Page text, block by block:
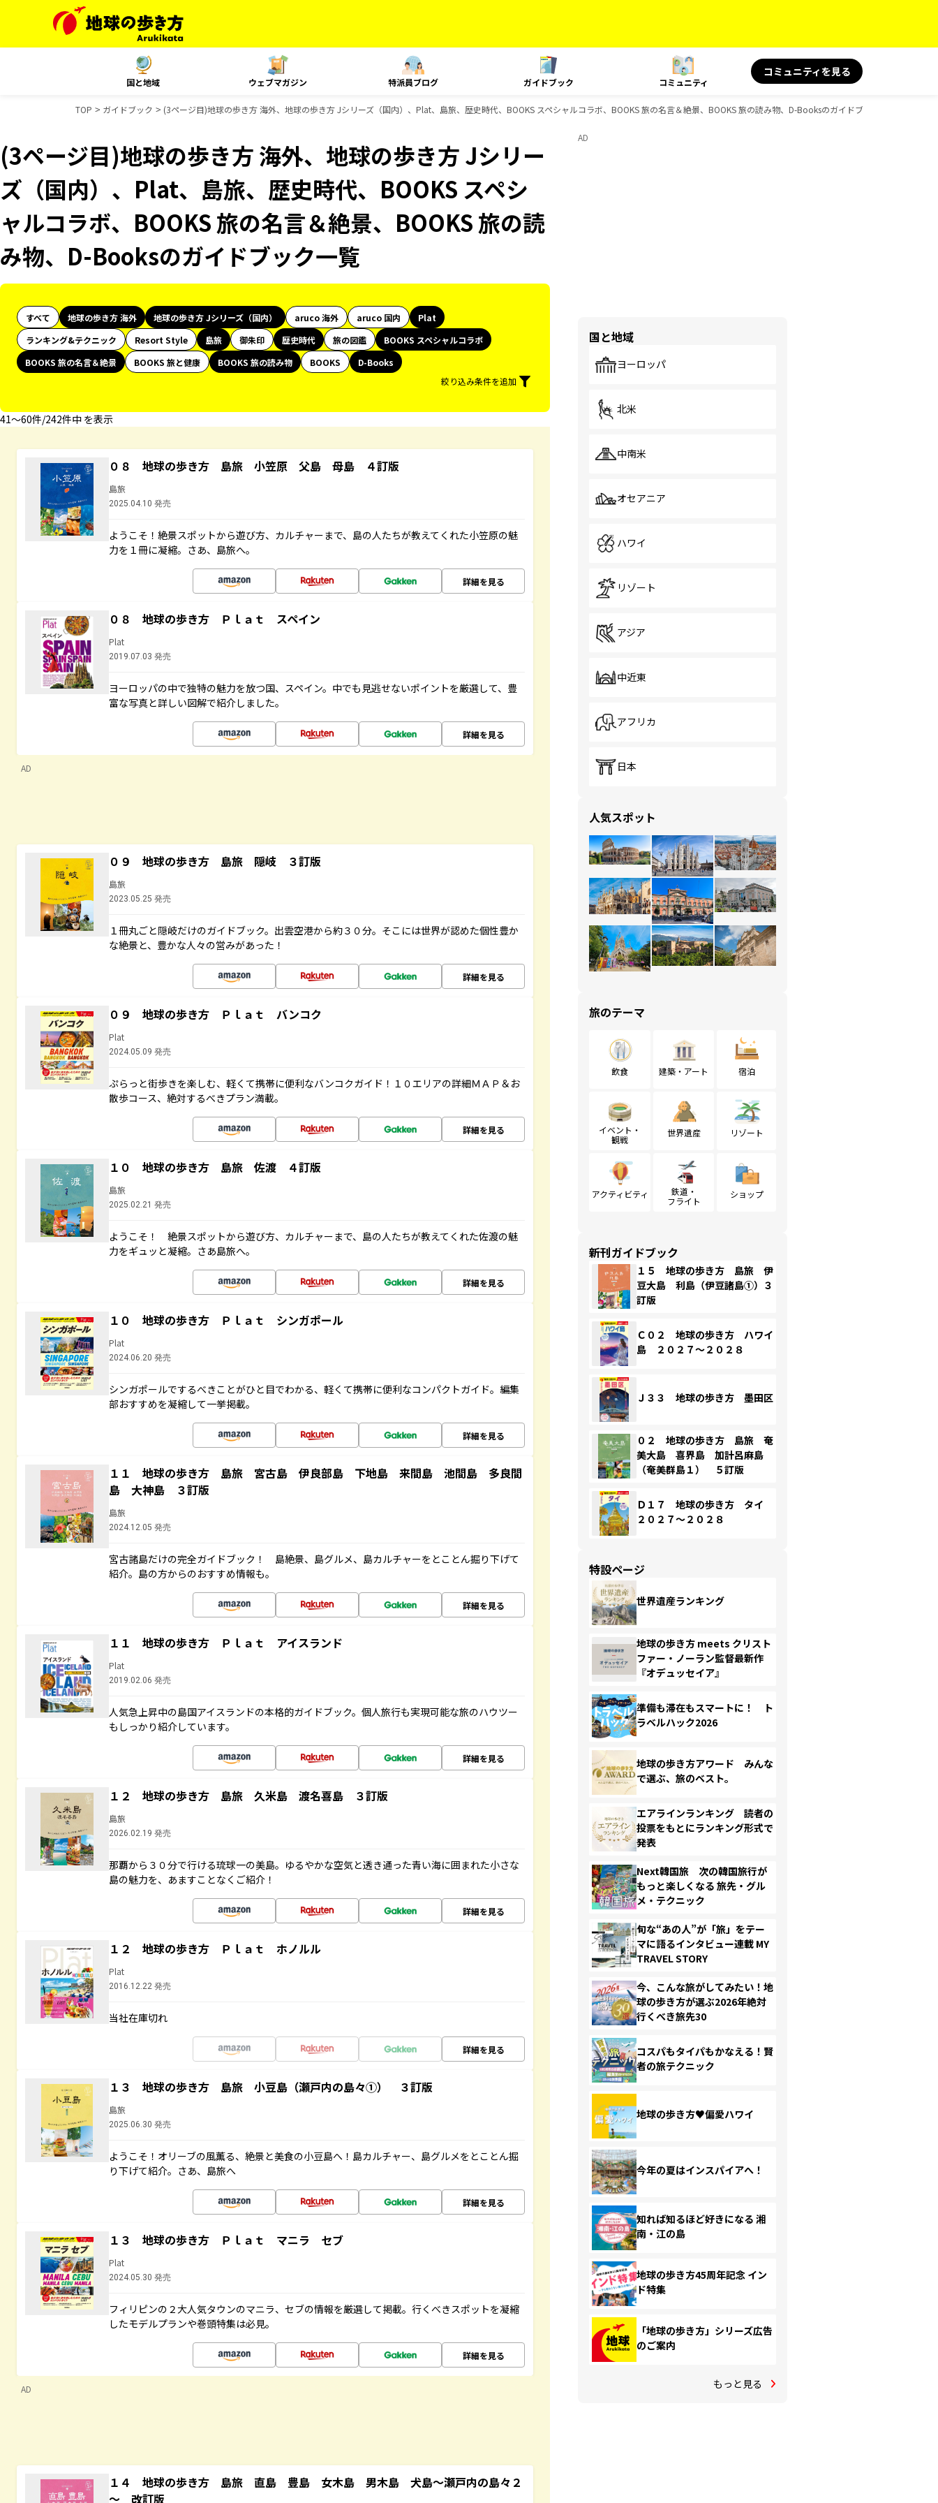
国と地域 ウェブマガジン 特派員ブログ ガイドブック コミュニティ
コミュニティを見る
TOP ガイドブック (3ページ目)地球の歩き方 海外、地球の歩き方 Jシリーズ（国内）、Plat、島旅、歴史時代、BOOKS スペシャルコラボ、BOOKS 旅の名言＆絶景、BOOKS 旅の読み物、D-Booksのガイドブック一覧
(3ページ目)地球の歩き方 海外、地球の歩き方 Jシリー
ズ（国内）、Plat、島旅、歴史時代、BOOKS スペシ
ャルコラボ、BOOKS 旅の名言＆絶景、BOOKS 旅の読
み物、D-Booksのガイドブック一覧
すべて 地球の歩き方 海外 地球の歩き方 Jシリーズ（国内） aruco 海外 aruco 国内
Plat
ランキング&テクニック
Resort Style 島旅 御朱印 歴史時代 旅の図鑑
BOOKS スペシャルコラボ
BOOKS 旅の名言＆絶景
BOOKS 旅と健康 BOOKS 旅の読み物 BOOKS
D-Books
絞り込み条件を追加
41〜60件/242件中 を表示
０８ 地球の歩き方 島旅 小笠原 父島 母島 ４訂版
島旅
2025.04.10 発売
ようこそ！絶景スポットから遊び方、カルチャーまで、島の人たちが教えてくれた小笠原の魅
力を１冊に凝縮。さあ、島旅へ。
詳細を見る
０８ 地球の歩き方 Ｐｌａｔ スペイン
Plat
2019.07.03 発売
ヨーロッパの中で独特の魅力を放つ国、スペイン。中でも見逃せないポイントを厳選して、豊
富な写真と詳しい図解で紹介しました。
詳細を見る
AD
０９ 地球の歩き方 島旅 隠岐 ３訂版
島旅
2023.05.25 発売
１冊丸ごと隠岐だけのガイドブック。出雲空港から約３０分。そこには世界が認めた個性豊か
な絶景と、豊かな人々の営みがあった！
詳細を見る
０９ 地球の歩き方 Ｐｌａｔ バンコク
Plat
2024.05.09 発売
ぷらっと街歩きを楽しむ、軽くて携帯に便利なバンコクガイド！１０エリアの詳細ＭＡＰ＆お
散歩コース、絶対するべきプラン満載。
詳細を見る
１０ 地球の歩き方 島旅 佐渡 ４訂版
島旅
2025.02.21 発売
ようこそ！ 絶景スポットから遊び方、カルチャーまで、島の人たちが教えてくれた佐渡の魅
力をギュッと凝縮。さあ島旅へ。
詳細を見る
１０ 地球の歩き方 Ｐｌａｔ シンガポール
Plat
2024.06.20 発売
シンガポールでするべきことがひと目でわかる、軽くて携帯に便利なコンパクトガイド。編集
部おすすめを凝縮して一挙掲載。
詳細を見る
１１ 地球の歩き方 島旅 宮古島 伊良部島 下地島 来間島 池間島 多良間
島 大神島 ３訂版
島旅
2024.12.05 発売
宮古諸島だけの完全ガイドブック！ 島絶景、島グルメ、島カルチャーをとことん掘り下げて
紹介。島の方からのおすすめ情報も。
詳細を見る
１１ 地球の歩き方 Ｐｌａｔ アイスランド
Plat
2019.02.06 発売
人気急上昇中の島国アイスランドの本格的ガイドブック。個人旅行も実現可能な旅のハウツー
もしっかり紹介しています。
詳細を見る
１２ 地球の歩き方 島旅 久米島 渡名喜島 ３訂版
島旅
2026.02.19 発売
那覇から３０分で行ける琉球一の美島。ゆるやかな空気と透き通った青い海に囲まれた小さな
島の魅力を、あますことなくご紹介！
詳細を見る
１２ 地球の歩き方 Ｐｌａｔ ホノルル
Plat
2016.12.22 発売
当社在庫切れ
詳細を見る
１３ 地球の歩き方 島旅 小豆島（瀬戸内の島々①） ３訂版
島旅
2025.06.30 発売
ようこそ！オリーブの風薫る、絶景と美食の小豆島へ！島カルチャー、島グルメをとことん掘
り下げて紹介。さあ、島旅へ
詳細を見る
１３ 地球の歩き方 Ｐｌａｔ マニラ セブ
Plat
2024.05.30 発売
フィリピンの２大人気タウンのマニラ、セブの情報を厳選して掲載。行くべきスポットを凝縮
したモデルプランや巻頭特集は必見。
詳細を見る
AD
１４ 地球の歩き方 島旅 直島 豊島 女木島 男木島 犬島～瀬戸内の島々２
～ 改訂版
AD
国と地域
ヨーロッパ
北米
中南米
オセアニア
ハワイ
リゾート
アジア
中近東
アフリカ
日本
人気スポット
旅のテーマ
飲食 建築・アート 宿泊
イベント・
観戦
世界遺産 リゾート
アクティビティ
鉄道・
フライト
ショップ
新刊ガイドブック
１５ 地球の歩き方 島旅 伊
豆大島 利島（伊豆諸島①）３
訂版
Ｃ０２ 地球の歩き方 ハワイ
島 ２０２７～２０２８
Ｊ３３ 地球の歩き方 墨田区
０２ 地球の歩き方 島旅 奄
美大島 喜界島 加計呂麻島
（奄美群島１） ５訂版
Ｄ１７ 地球の歩き方 タイ
２０２７～２０２８
特設ページ
世界遺産ランキング
地球の歩き方 meets クリスト
ファー・ノーラン監督最新作
『オデュッセイア』
準備も滞在もスマートに！ ト
ラベルハック2026
地球の歩き方アワード みんな
で選ぶ、旅のベスト。
エアラインランキング 読者の
投票をもとにランキング形式で
発表
Next韓国旅 次の韓国旅行が
もっと楽しくなる 旅先・グル
メ・テクニック
旬な“あの人”が「旅」をテー
マに語るインタビュー連載 MY
TRAVEL STORY
今、こんな旅がしてみたい！地
球の歩き方が選ぶ2026年絶対
行くべき旅先30
コスパもタイパもかなえる！賢
者の旅テクニック
地球の歩き方♥偏愛ハワイ
今年の夏はインスパイアへ！
知れば知るほど好きになる 湘
南・江の島
地球の歩き方45周年記念 イン
ド特集
「地球の歩き方」シリーズ広告
のご案内
もっと見る